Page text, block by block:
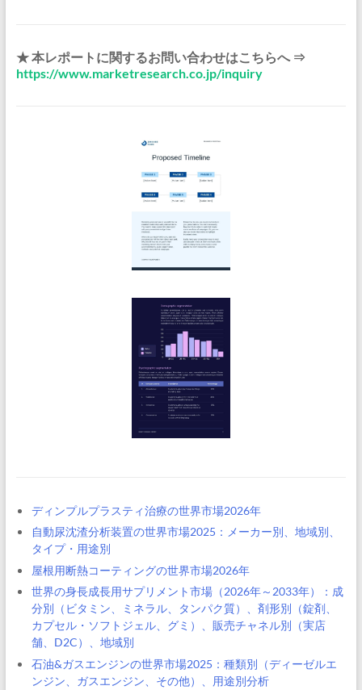
★ 本レポートに関するお問い合わせはこちらへ ⇒
https://www.marketresearch.co.jp/inquiry
ディンプルプラスティ治療の世界市場2026年
自動尿沈渣分析装置の世界市場2025：メーカー別、地域別、
タイプ・用途別
屋根用断熱コーティングの世界市場2026年
世界の身長成長用サプリメント市場（2026年～2033年）：成
分別（ビタミン、ミネラル、タンパク質）、剤形別（錠剤、
カプセル・ソフトジェル、グミ）、販売チャネル別（実店
舗、D2C）、地域別
石油&ガスエンジンの世界市場2025：種類別（ディーゼルエ
ンジン、ガスエンジン、その他）、用途別分析